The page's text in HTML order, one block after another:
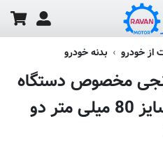
از خودرو بدنه خودرو
مخصوص دستگاه
پولیش بدنه ماشین سایز 80 میلی متر دو